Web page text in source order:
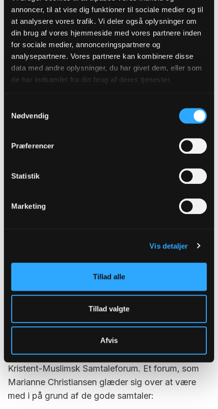
annoncer, til at vise dig funktioner til sociale medier og til
at analysere vores trafik. Vi deler også oplysninger om
din brug af vores hjemmeside med vores partnere inden
for sociale medier, annonceringspartnere og
analysepartnere. Vores partnere kan kombinere disse
data med andre oplysninger, du har givet dem, eller som
de har indsamlet fra din brug af deres tjenester.
Nødvendig
Præferencer
Statistik
Marketing
Vis detaljer
Tillad alle
Tillad valgte
Afvis
mere ømme emner.
Imamer vil lære om unges uddannelse
I 2013 bad 35 imamer fra Dansk Tyrkisk Islamisk
Stiftelse Kåre Schelde Christensen om en
seminardag. Et ønske, der netop er opstået
Muslimsk Samtaleforum, forklarer han:
en seminardag, tror jeg, det skyldes, at de ser
De vil jo gerne bryde lidt af deres isolation i
samfundet, og så er de meget optagede af deres
unge mennesker, af hvordan de får en uddannelse
og undgår kriminalitet. Der kan de selvfølgelig
Schelde Christensen, der deltog i seminardagen
sammen med Peter Fischer-Møller, biskop over
Roskilde Stift og en række lokale præster.
Biskop bevæget over samtaler
Marianne Christiansen, biskop over Haderslev
stift, er blandt deltagerne, når kristne og
muslimske ledere på lørdag mødes for tiende år i
Kristent-Muslimsk Samtaleforum. Et forum, som
Marianne Christiansen glæder sig over at være
med i på grund af de gode samtaler: